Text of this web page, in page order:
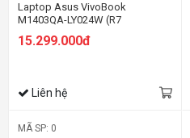
Laptop Asus VivoBook
M1403QA-LY024W (R7
5800H/8GB RAM/512GB SSD/14
FHD/Win11/Bạc)
15.299.000đ
Liên hệ
MÃ SP: 0